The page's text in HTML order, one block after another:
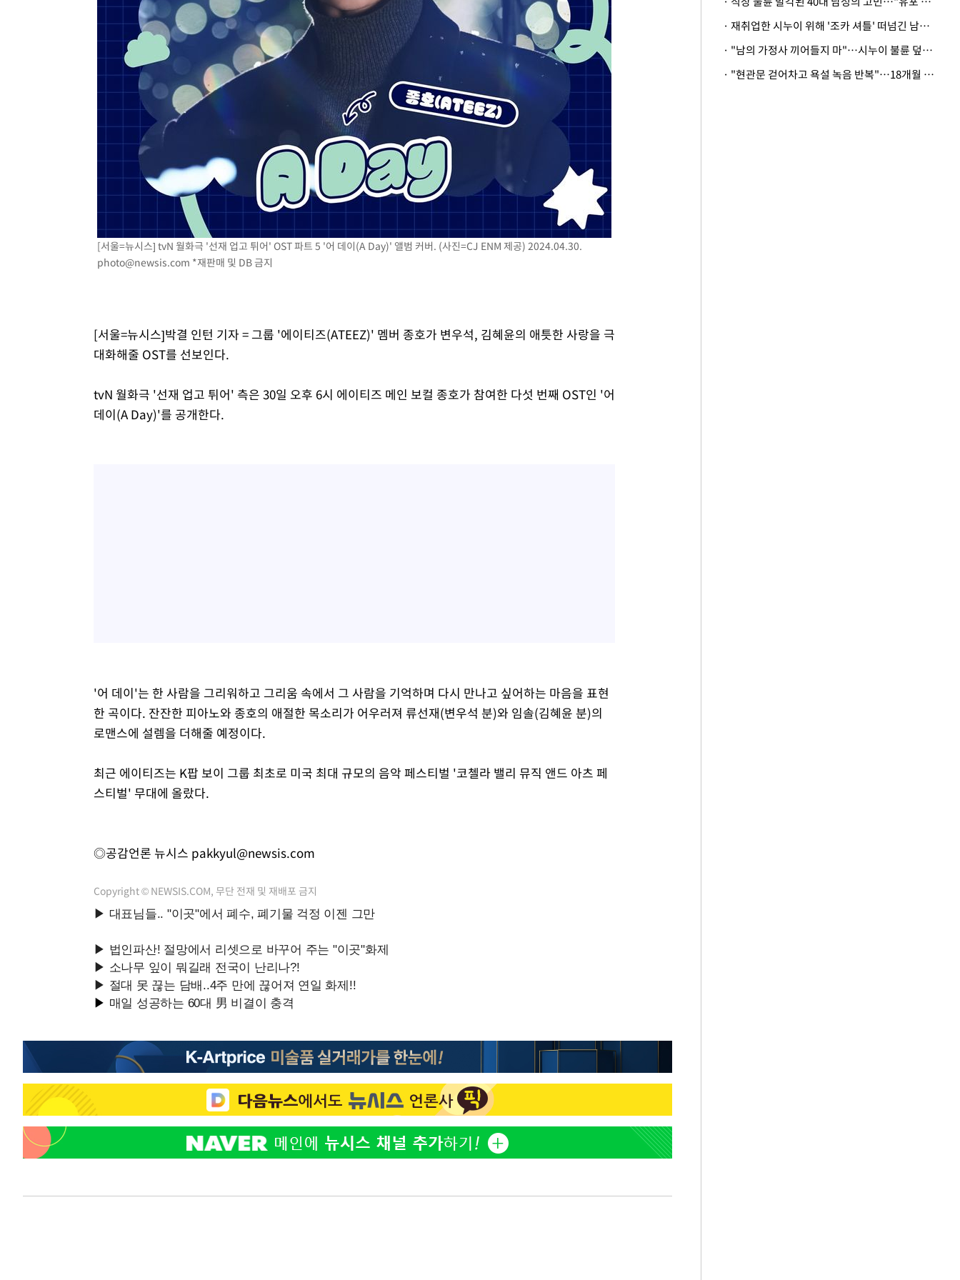
[서울=뉴시스] tvN 월화극 '선재 업고 튀어' OST 파트 5 '어 데이(A Day)' 앨범 커버. (사진=CJ ENM 제공) 2024.04.30.
photo@newsis.com *재판매 및 DB 금지
[서울=뉴시스]박결 인턴 기자 = 그룹 '에이티즈(ATEEZ)' 멤버 종호가 변우석, 김혜윤의 애틋한 사랑을 극
대화해줄 OST를 선보인다.
tvN 월화극 '선재 업고 튀어' 측은 30일 오후 6시 에이티즈 메인 보컬 종호가 참여한 다섯 번째 OST인 '어
데이(A Day)'를 공개한다.
'어 데이'는 한 사람을 그리워하고 그리움 속에서 그 사람을 기억하며 다시 만나고 싶어하는 마음을 표현
한 곡이다. 잔잔한 피아노와 종호의 애절한 목소리가 어우러져 류선재(변우석 분)와 임솔(김혜윤 분)의
로맨스에 설렘을 더해줄 예정이다.
최근 에이티즈는 K팝 보이 그룹 최초로 미국 최대 규모의 음악 페스티벌 '코첼라 밸리 뮤직 앤드 아츠 페
스티벌' 무대에 올랐다.
◎공감언론 뉴시스 pakkyul@newsis.com
Copyright © NEWSIS.COM, 무단 전재 및 재배포 금지
· 재취업한 시누이 위해 '조카 셔틀' 떠넘긴 남편…아내 "난 못한다"
· "남의 가정사 끼어들지 마"…시누이 불륜 덮으려는 남편에 억울한 아내
· "현관문 걷어차고 욕설 녹음 반복"…18개월 아기 키우는 집 뒤흔든 '앞집의 비극'